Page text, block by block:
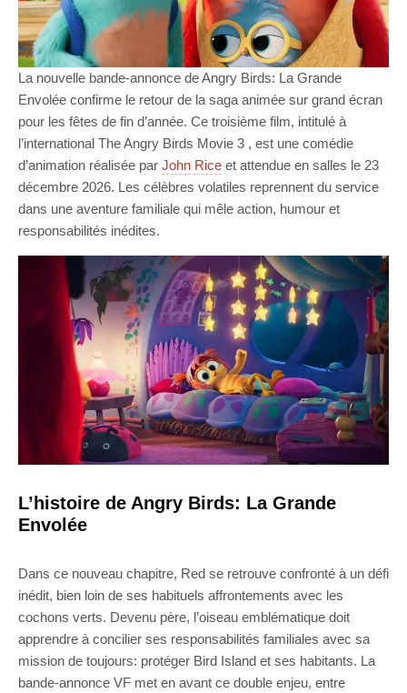
La nouvelle bande-annonce de Angry Birds: La Grande
Envolée confirme le retour de la saga animée sur grand écran
pour les fêtes de fin d’année. Ce troisième film, intitulé à
l’international The Angry Birds Movie 3 , est une comédie
d’animation réalisée par John Rice et attendue en salles le 23
décembre 2026. Les célèbres volatiles reprennent du service
dans une aventure familiale qui mêle action, humour et
responsabilités inédites.
L’histoire de Angry Birds: La Grande
Envolée
Dans ce nouveau chapitre, Red se retrouve confronté à un défi
inédit, bien loin de ses habituels affrontements avec les
cochons verts. Devenu père, l’oiseau emblématique doit
apprendre à concilier ses responsabilités familiales avec sa
mission de toujours: protéger Bird Island et ses habitants. La
bande-annonce VF met en avant ce double enjeu, entre